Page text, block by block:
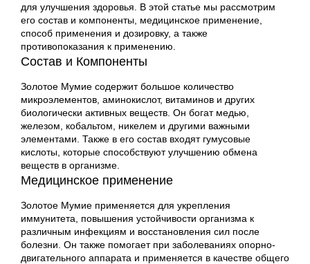
для улучшения здоровья. В этой статье мы рассмотрим
его состав и компоненты, медицинское применение,
способ применения и дозировку, а также
противопоказания к применению.
Состав и Компоненты
Золотое Мумие содержит большое количество
микроэлементов, аминокислот, витаминов и других
биологически активных веществ. Он богат медью,
железом, кобальтом, никелем и другими важными
элементами. Также в его состав входят гумусовые
кислоты, которые способствуют улучшению обмена
веществ в организме.
Медицинское применение
Золотое Мумие применяется для укрепления
иммунитета, повышения устойчивости организма к
различным инфекциям и восстановления сил после
болезни. Он также помогает при заболеваниях опорно-
двигательного аппарата и применяется в качестве общего